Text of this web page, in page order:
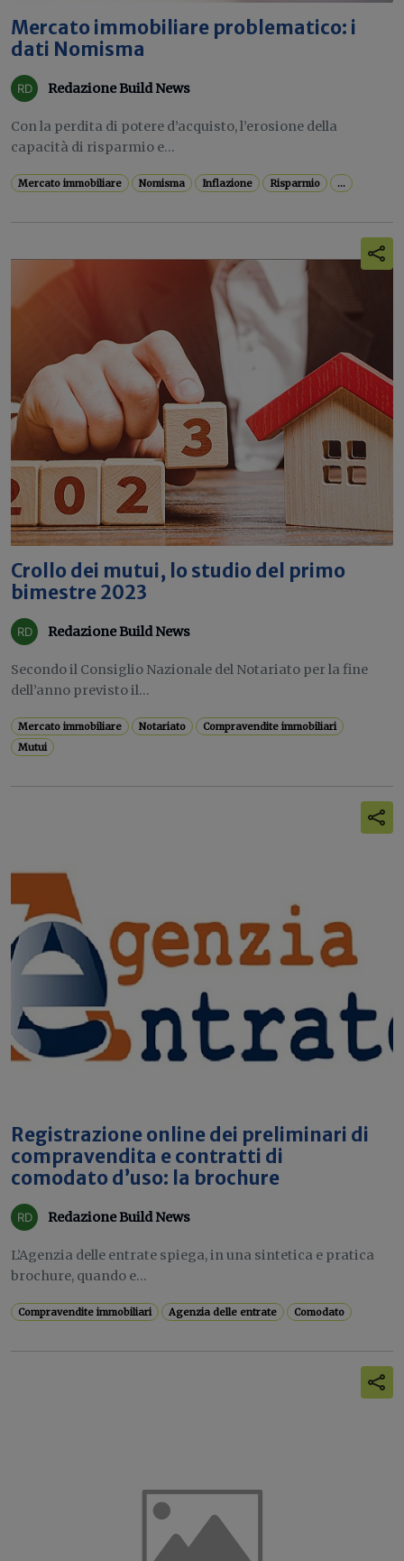
Mercato immobiliare problematico: i
dati Nomisma
Redazione Build News
Con la perdita di potere d’acquisto, l’erosione della
capacità di risparmio e...
Mercato immobiliare Nomisma Inflazione Risparmio ...
Crollo dei mutui, lo studio del primo
bimestre 2023
Redazione Build News
Secondo il Consiglio Nazionale del Notariato per la fine
dell’anno previsto il...
Mercato immobiliare Notariato
Compravendite immobiliari
Mutui
Registrazione online dei preliminari di
compravendita e contratti di
comodato d’uso: la brochure
Redazione Build News
L’Agenzia delle entrate spiega, in una sintetica e pratica
brochure, quando e...
Compravendite immobiliari Agenzia delle entrate Comodato